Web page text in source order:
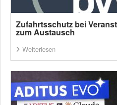
Zufahrtsschutz bei
zum Austausch
Weiterlesen